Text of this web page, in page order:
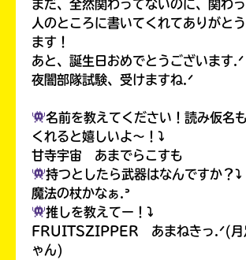
まだ、全然関わってないのに、関わ
人のところに書いてくれてありがと
ます！
あと、誕生日おめでとうございます.ᐟ
夜闇部隊試験、受けますね.ᐟ
名前を教えてください！読み仮名
くれると嬉しいよ〜！⤵︎
甘寺宇宙 あまでらこすも
持つとしたら武器はなんですか？⤵︎
魔法の杖かなぁ.ᐣ
推しを教えてー！⤵︎
FRUITSZIPPER あまねきっ.ᐟ(月
ゃん)